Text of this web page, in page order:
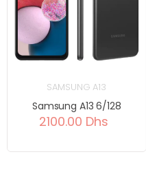
SAMSUNG A13
Samsung A13 6/128
2100.00 Dhs